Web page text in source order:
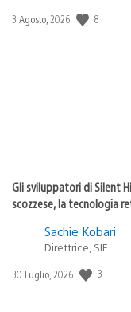
Data
3 Agosto, 2026 8
Gli sviluppatori di Silent
scozzese, la tecnologia
Sachie Kobari
Direttrice, SIE
Data
30 Luglio, 2026 3